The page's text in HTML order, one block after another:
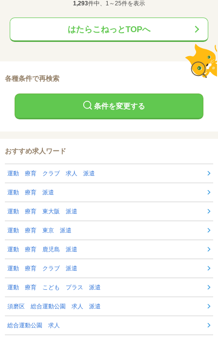
1,293件中、1～25件を表示
はたらこねっとTOPへ
各種条件で再検索
条件を変更する
おすすめ求人ワード
運動 療育 クラブ 求人 派遣
運動 療育 派遣
運動 療育 東大阪 派遣
運動 療育 東京 派遣
運動 療育 鹿児島 派遣
運動 療育 クラブ 派遣
運動 療育 こども プラス 派遣
須磨区 総合運動公園 求人 派遣
総合運動公園 求人